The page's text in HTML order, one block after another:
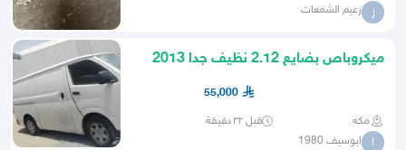
ز زعيم الشمعات
ميكروباص بضايع 2.12 نظيف جدا 2013
55,000
مكه قبل ٣٢ دقيقة
ا ابوسيف 1980